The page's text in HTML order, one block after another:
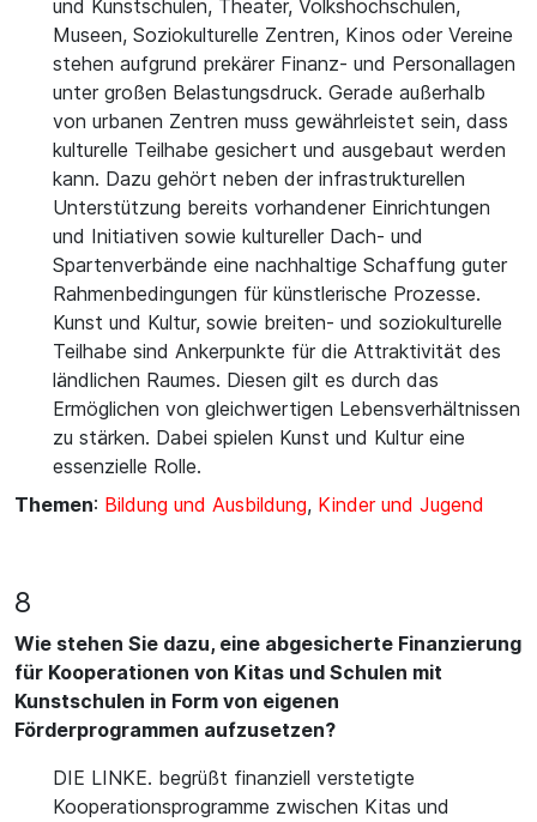
und Kunstschulen, Theater, Volkshochschulen,
Museen, Soziokulturelle Zentren, Kinos oder Vereine
stehen aufgrund prekärer Finanz- und Personallagen
unter großen Belastungsdruck. Gerade außerhalb
von urbanen Zentren muss gewährleistet sein, dass
kulturelle Teilhabe gesichert und ausgebaut werden
kann. Dazu gehört neben der infrastrukturellen
Unterstützung bereits vorhandener Einrichtungen
und Initiativen sowie kultureller Dach- und
Spartenverbände eine nachhaltige Schaffung guter
Rahmenbedingungen für künstlerische Prozesse.
Kunst und Kultur, sowie breiten- und soziokulturelle
Teilhabe sind Ankerpunkte für die Attraktivität des
ländlichen Raumes. Diesen gilt es durch das
Ermöglichen von gleichwertigen Lebensverhältnissen
zu stärken. Dabei spielen Kunst und Kultur eine
essenzielle Rolle.
Themen: Bildung und Ausbildung, Kinder und Jugend
8
Wie stehen Sie dazu, eine abgesicherte Finanzierung
für Kooperationen von Kitas und Schulen mit
Kunstschulen in Form von eigenen
Förderprogrammen aufzusetzen?
DIE LINKE. begrüßt finanziell verstetigte
Kooperationsprogramme zwischen Kitas und